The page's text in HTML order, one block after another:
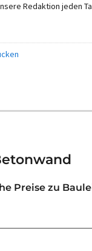
Redaktion jeden
Preise zu